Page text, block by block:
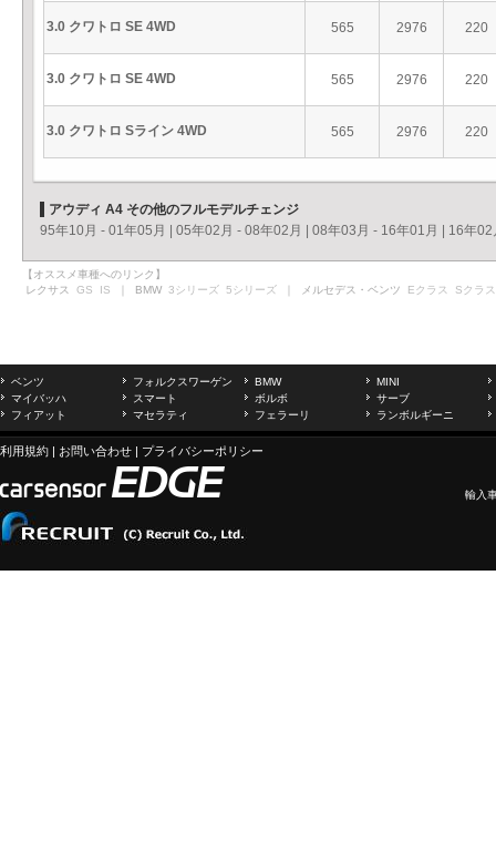
3.0 クワトロ SE 4WD 565 2976 220
3.0 クワトロ SE 4WD 565 2976 220
3.0 クワトロ Sライン 4WD 565 2976 220
アウディ A4 その他のフルモデルチェンジ
95年10月 - 01年05月
05年02月 - 08年02月 08年03月 - 16年01月 16年02
【オススメ車種へのリンク】
レクサス GS IS ｜ BMW 3シリーズ 5シリーズ ｜ メルセデス・ベンツ Eクラス Sクラス
ベンツ フォルクスワーゲン BMW
MINI
マイバッハ
スマート ボルボ
サーブ
フィアット
マセラティ フェラーリ ランボルギーニ
利用規約 | お問い合わせ | プライバシーポリシー
輸入